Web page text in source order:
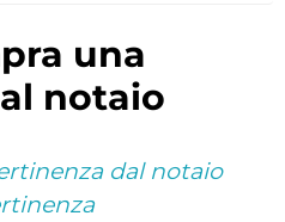
notaio
dal notaio